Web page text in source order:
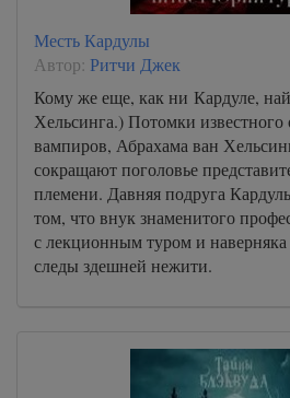
Месть Кардулы
Автор: Ритчи Джек
Кому же еще, как ни Кардуле,
Хельсинга.) Потомки известного
вампиров, Абрахама ван
сокращают поголовье
племени. Давняя подруга
том, что внук знаменитого
с лекционным туром и
следы здешней нежити.